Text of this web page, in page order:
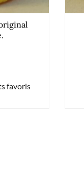
favoris